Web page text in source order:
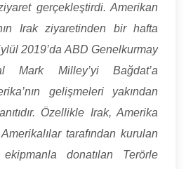
gerçekleştirdi. Amerikan
Irak ziyaretinden bir hafta
2019’da ABD Genelkurmay
Mark Milley’yi Bağdat’a
gelişmeleri yakından
Özellikle Irak, Amerika
tarafından kurulan
donatılan Terörle